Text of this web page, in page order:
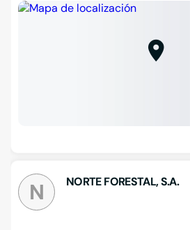
N NORTE FORESTAL, S.A.